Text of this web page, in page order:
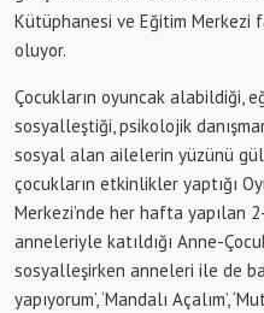
Kütüphanesi ve Eğitim
oluyor.
Çocukların oyuncak alabildiği,
sosyalleştiği, psikolojik
sosyal alan ailelerin yüzünü
çocukların etkinlikler yaptığı
Merkezi’nde her hafta yapılan
anneleriyle katıldığı Anne-
sosyalleşirken anneleri ile de
yapıyorum’, ‘Mandalı Açalım’,